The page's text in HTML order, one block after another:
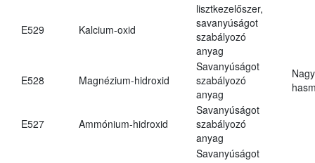
E529 Kalcium-oxid
lisztkezelőszer,
savanyúságot
szabályozó
anyag
E528 Magnézium-hidroxid
Savanyúságot
szabályozó
anyag
E527 Ammónium-hidroxid
Savanyúságot
szabályozó
anyag
Savanyúságot